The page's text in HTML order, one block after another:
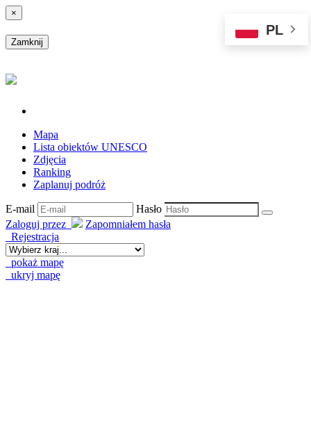
×
Zamknij
Mapa
Lista obiektów UNESCO
Zdjęcia
Ranking
Zaplanuj podróż
E-mail
Hasło
Zaloguj przez
Zapomniałem hasła
Rejestracja
pokaż mapę
ukryj mapę
PL